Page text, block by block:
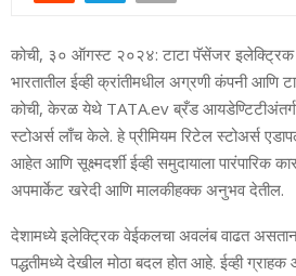
कोची, ३० ऑगस्‍ट २०२४: टाटा पॅसेंजर इलेक्ट्रिक
भारतातील ईव्‍ही क्रांतीमधील अग्रणी कंपनी आणि
कोची, केरळ येथे TATA.ev ब्रँड
स्‍टोअर्स लाँच केले. हे प्रीमियम रिटेल स्‍टोअर्स
आहेत आणि सूक्ष्‍मदर्शी ईव्‍ही समुदायाला पारंपारिक
अपमार्केट खरेदी आणि मालकीहक्‍क अनुभव देतील.
देशामध्‍ये इलेक्ट्रिक वेईकलचा अवलंब वाढत असताना
पद्धतीमध्‍ये देखील मोठा बदल होत आहे. ईव्‍ही